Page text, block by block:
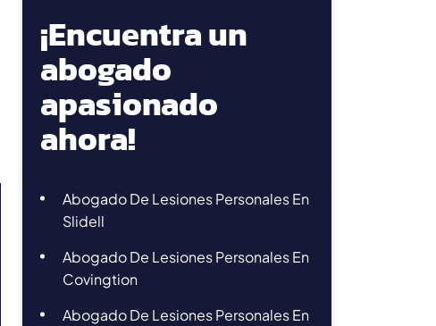
¡Encuentra un
abogado
apasionado
ahora!
Abogado De Lesiones Personales En
Slidell
Abogado De Lesiones Personales En
Covingtion
Abogado De Lesiones Personales En